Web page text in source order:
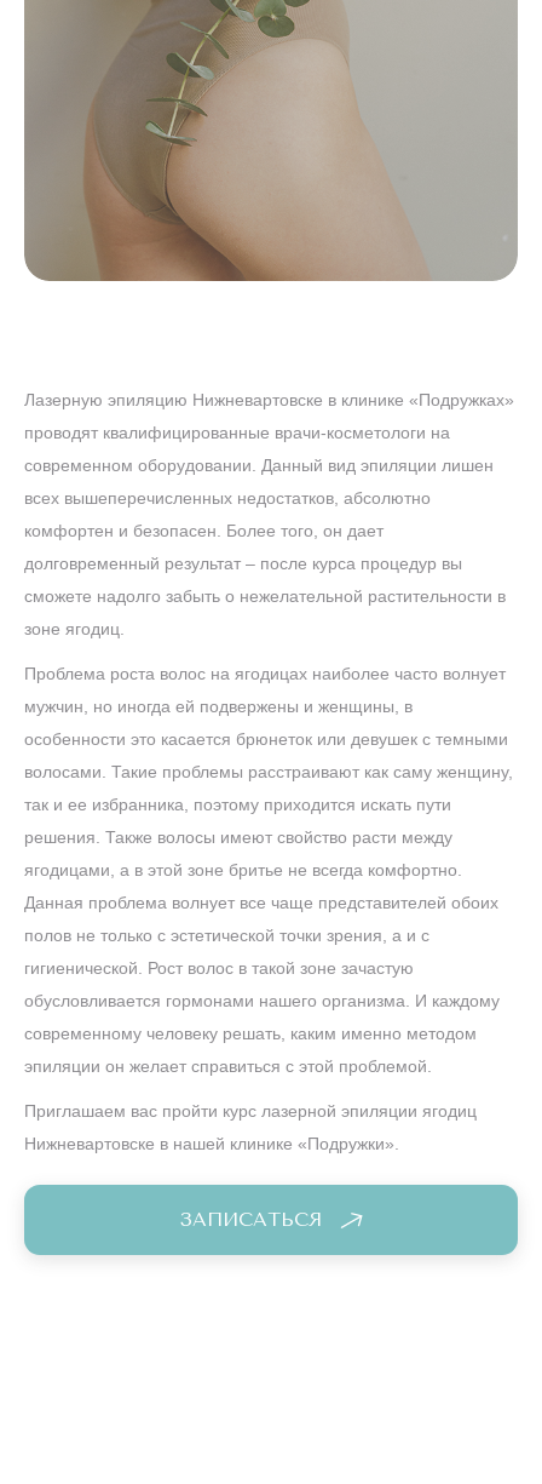
Лазерную эпиляцию Нижневартовске в клинике «Подружках»
проводят квалифицированные врачи-косметологи на
современном оборудовании. Данный вид эпиляции лишен
всех вышеперечисленных недостатков, абсолютно
комфортен и безопасен. Более того, он дает
долговременный результат – после курса процедур вы
сможете надолго забыть о нежелательной растительности в
зоне ягодиц.
Проблема роста волос на ягодицах наиболее часто волнует
мужчин, но иногда ей подвержены и женщины, в
особенности это касается брюнеток или девушек с темными
волосами. Такие проблемы расстраивают как саму женщину,
так и ее избранника, поэтому приходится искать пути
решения. Также волосы имеют свойство расти между
ягодицами, а в этой зоне бритье не всегда комфортно.
Данная проблема волнует все чаще представителей обоих
полов не только с эстетической точки зрения, а и с
гигиенической. Рост волос в такой зоне зачастую
обусловливается гормонами нашего организма. И каждому
современному человеку решать, каким именно методом
эпиляции он желает справиться с этой проблемой.
Приглашаем вас пройти курс лазерной эпиляции ягодиц
Нижневартовске в нашей клинике «Подружки».
ЗАПИСАТЬСЯ